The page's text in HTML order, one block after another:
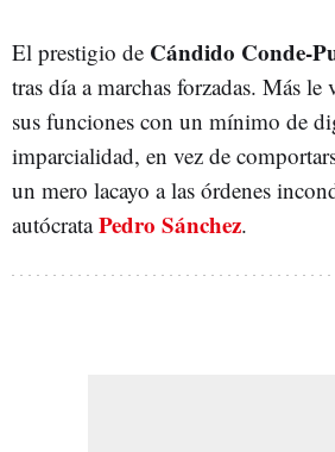
El prestigio de Cándido Conde-
tras día a marchas forzadas. Más le
sus funciones con un mínimo de
imparcialidad, en vez de
un mero lacayo a las órdenes
autócrataPedro Sánchez.